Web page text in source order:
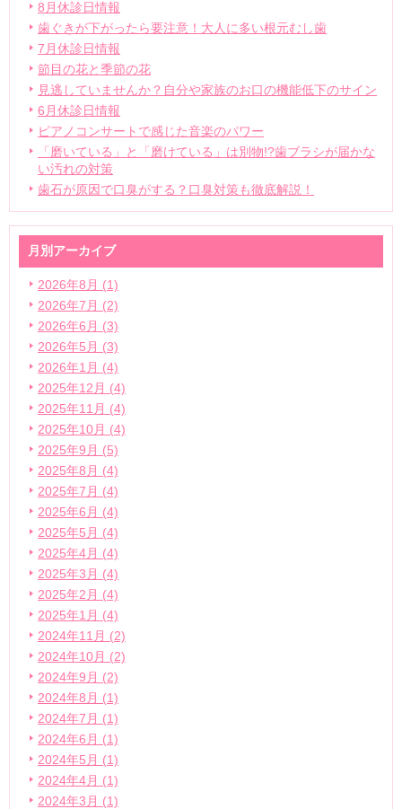
8月休診日情報
歯ぐきが下がったら要注意！大人に多い根元むし歯
7月休診日情報
節目の花と季節の花
見逃していませんか？自分や家族のお口の機能低下のサイン
6月休診日情報
ピアノコンサートで感じた音楽のパワー
「磨いている」と「磨けている」は別物!?歯ブラシが届かな
い汚れの対策
歯石が原因で口臭がする？口臭対策も徹底解説！
月別アーカイブ
2026年8月 (1)
2026年7月 (2)
2026年6月 (3)
2026年5月 (3)
2026年1月 (4)
2025年12月 (4)
2025年11月 (4)
2025年10月 (4)
2025年9月 (5)
2025年8月 (4)
2025年7月 (4)
2025年6月 (4)
2025年5月 (4)
2025年4月 (4)
2025年3月 (4)
2025年2月 (4)
2025年1月 (4)
2024年11月 (2)
2024年10月 (2)
2024年9月 (2)
2024年8月 (1)
2024年7月 (1)
2024年6月 (1)
2024年5月 (1)
2024年4月 (1)
2024年3月 (1)